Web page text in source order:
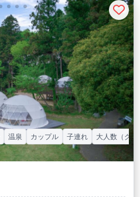
温泉 カップル 子連れ 大人数（グ